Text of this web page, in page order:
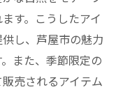
物
トセレクション
品
す。こうしたアイ
し、芦屋市の魅力
また、季節限定の
売されるアイテム